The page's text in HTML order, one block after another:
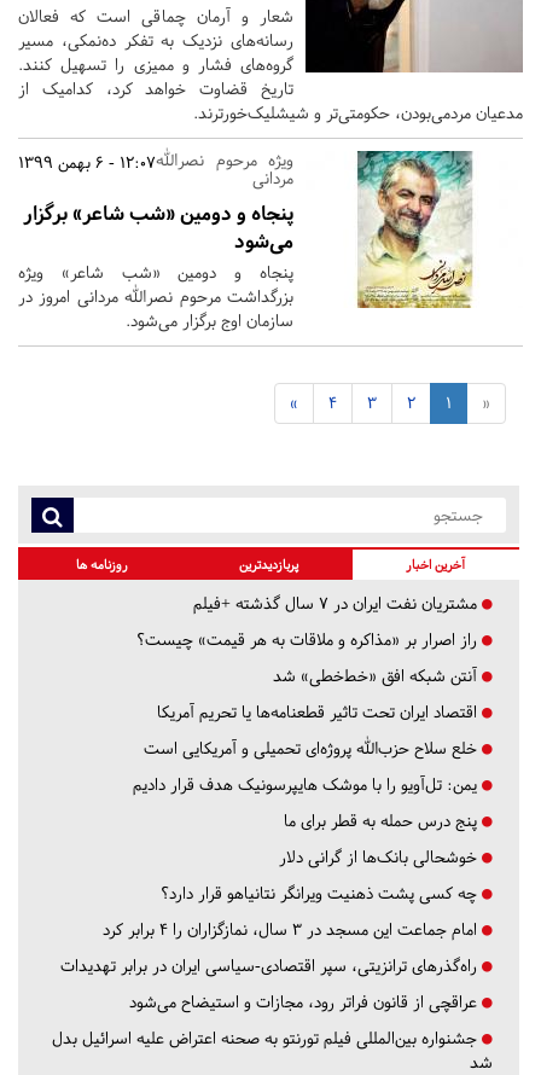
شعار و آرمان چماقی است که فعالان
رسانه‌های نزدیک به تفکر ده‌نمکی، مسیر
گروه‌های فشار و ممیزی را تسهیل کنند.
تاریخ قضاوت خواهد کرد، کدامیک از
مدعیان مردمی‌بودن، حکومتی‌تر و شیشلیک‌خورترند.
12:07 - 6 بهمن 1399ویژه مرحوم نصرالله
مردانی
پنجاه و دومین «شب شاعر» برگزار
می‌شود
پنجاه و دومین «شب شاعر» ویژه
بزرگداشت مرحوم نصرالله مردانی امروز در
سازمان اوج برگزار می‌شود.
«
1
2
3
4
»
آخرین اخبار پربازدیدترین روزنامه ها
مشتریان نفت ایران در ۷ سال گذشته +فیلم
راز اصرار بر «مذاکره و ملاقات به هر قیمت» چیست؟
آنتن شبکه افق «خط‌خطی» شد
اقتصاد ایران تحت تاثیر قطعنامه‌ها یا تحریم‌ آمریکا
خلع سلاح حزب‌الله پروژه‌ای تحمیلی و آمریکایی است
یمن: تل‌آویو را با موشک هایپرسونیک هدف قرار دادیم
پنج درس‌ حمله به قطر برای ما
خوشحالی بانک‌ها از گرانی دلار
چه کسی پشت ذهنیت ویرانگر نتانیاهو قرار دارد؟
امام جماعت این مسجد در ۳ سال، نمازگزاران را ۴ برابر کرد
راه‌گذرهای ترانزیتی، سپر اقتصادی-سیاسی ایران در برابر تهدیدات
عراقچی از قانون فراتر رود، مجازات و استیضاح می‌شود
جشنواره بین‌المللی فیلم تورنتو به صحنه اعتراض علیه اسرائیل بدل
شد